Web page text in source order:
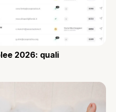
2026: quali